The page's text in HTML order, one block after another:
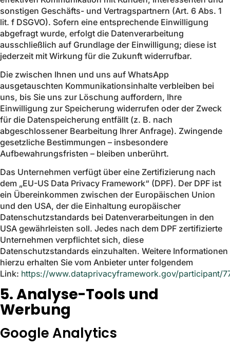
sonstigen Geschäfts- und Vertragspartnern (Art. 6 Abs. 1
lit. f DSGVO). Sofern eine entsprechende Einwilligung
abgefragt wurde, erfolgt die Datenverarbeitung
ausschließlich auf Grundlage der Einwilligung; diese ist
jederzeit mit Wirkung für die Zukunft widerrufbar.
Die zwischen Ihnen und uns auf WhatsApp
ausgetauschten Kommunikationsinhalte verbleiben bei
uns, bis Sie uns zur Löschung auffordern, Ihre
Einwilligung zur Speicherung widerrufen oder der Zweck
für die Datenspeicherung entfällt (z. B. nach
abgeschlossener Bearbeitung Ihrer Anfrage). Zwingende
gesetzliche Bestimmungen – insbesondere
Aufbewahrungsfristen – bleiben unberührt.
Das Unternehmen verfügt über eine Zertifizierung nach
dem „EU-US Data Privacy Framework“ (DPF). Der DPF ist
ein Übereinkommen zwischen der Europäischen Union
und den USA, der die Einhaltung europäischer
Datenschutzstandards bei Datenverarbeitungen in den
USA gewährleisten soll. Jedes nach dem DPF zertifizierte
Unternehmen verpflichtet sich, diese
Datenschutzstandards einzuhalten. Weitere Informationen
hierzu erhalten Sie vom Anbieter unter folgendem
Link: https://www.dataprivacyframework.gov/participant/
5. Analyse-Tools und
Werbung
Google Analytics